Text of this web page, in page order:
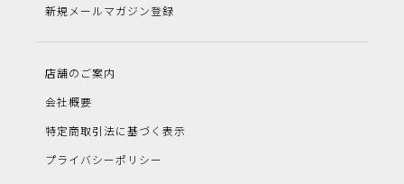
新規メールマガジン登録
店舗のご案内
会社概要
特定商取引法に基づく表示
プライバシーポリシー